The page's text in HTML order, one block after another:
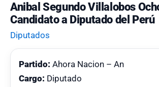
Anibal Segundo Villalobos
Candidato a Diputado del Perú
Diputados
Partido: Ahora Nacion – An
Cargo: Diputado